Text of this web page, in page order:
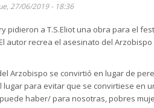
27/06/2019 - 18:36
pidieron a T.S.Eliot una obra para el
autor recrea el asesinato del
Arzobispo se convirtió en lugar de
para evitar que se convirtiese en
haber/ para nosotras, pobres